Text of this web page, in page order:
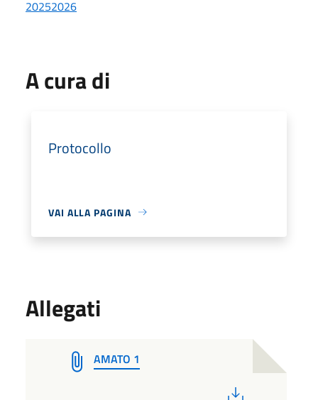
20252026
A cura di
Protocollo
VAI ALLA PAGINA
Allegati
AMATO 1